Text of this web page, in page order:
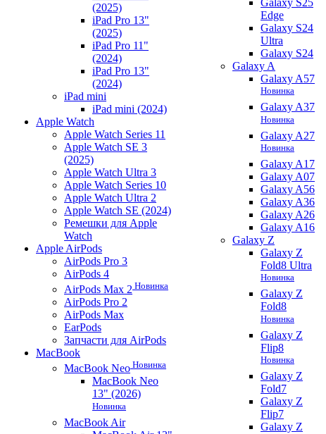
(2025)
iPad Pro 13"
(2025)
iPad Pro 11"
(2024)
iPad Pro 13"
(2024)
iPad mini
iPad mini (2024)
Apple Watch
Apple Watch Series 11
Apple Watch SE 3
(2025)
Apple Watch Ultra 3
Apple Watch Series 10
Apple Watch Ultra 2
Apple Watch SE (2024)
Ремешки для Apple
Watch
Apple AirPods
AirPods Pro 3
AirPods 4
AirPods Max 2 Новинка
AirPods Pro 2
AirPods Max
EarPods
Запчасти для AirPods
MacBook
MacBook Neo Новинка
MacBook Neo
13" (2026)
Новинка
MacBook Air
Galaxy S25
Edge
Galaxy S24
Ultra
Galaxy S24
Galaxy A
Galaxy A57
Новинка
Galaxy A37
Новинка
Galaxy A27
Новинка
Galaxy A17
Galaxy A07
Galaxy A56
Galaxy A36
Galaxy A26
Galaxy A16
Galaxy Z
Galaxy Z
Fold8 Ultra
Новинка
Galaxy Z
Fold8
Новинка
Galaxy Z
Flip8
Новинка
Galaxy Z
Fold7
Galaxy Z
Flip7
Galaxy Z